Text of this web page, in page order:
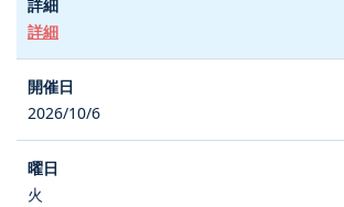
詳細
2026/10/6
火